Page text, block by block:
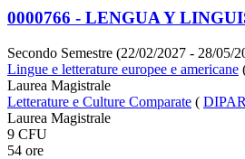
0000766 - LENGUA Y
Secondo Semestre (22/02/2027 - 28/05/
Lingue e letterature europee e americane
Laurea Magistrale
Letterature e Culture Comparate (
Laurea Magistrale
9 CFU
54 ore